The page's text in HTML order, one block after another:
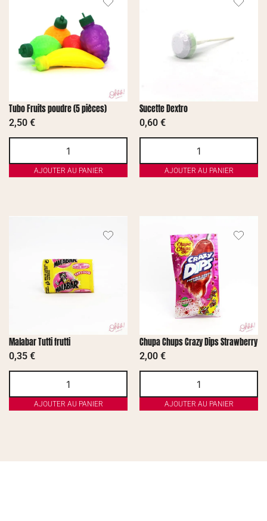
Tubo Fruits poudre (5 pièces)
2,50 €
AJOUTER AU PANIER
Sucette Dextro
0,60 €
AJOUTER AU PANIER
Malabar Tutti frutti
0,35 €
AJOUTER AU PANIER
Chupa Chups Crazy Dips Strawberry
2,00 €
AJOUTER AU PANIER